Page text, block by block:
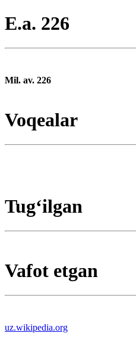
E.a. 226
Mil. av. 226
Voqealar
Tugʻilgan
Vafot etgan
uz.wikipedia.org